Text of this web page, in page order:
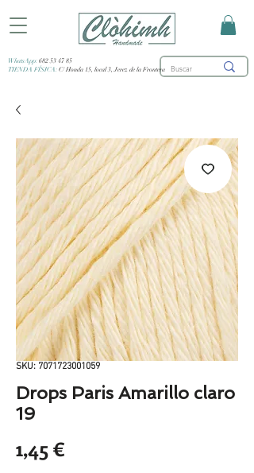
WhatsApp: 682 53 47 85
TIENDA FÍSICA: C/ Honda 15, local 3, Jerez de la Frontera
SKU: 7071723001059
Drops Paris Amarillo claro
19
1,45 €